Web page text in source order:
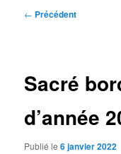
Navigation
← Précédent
Sacré
d’année
Publié le6 janvier 2022